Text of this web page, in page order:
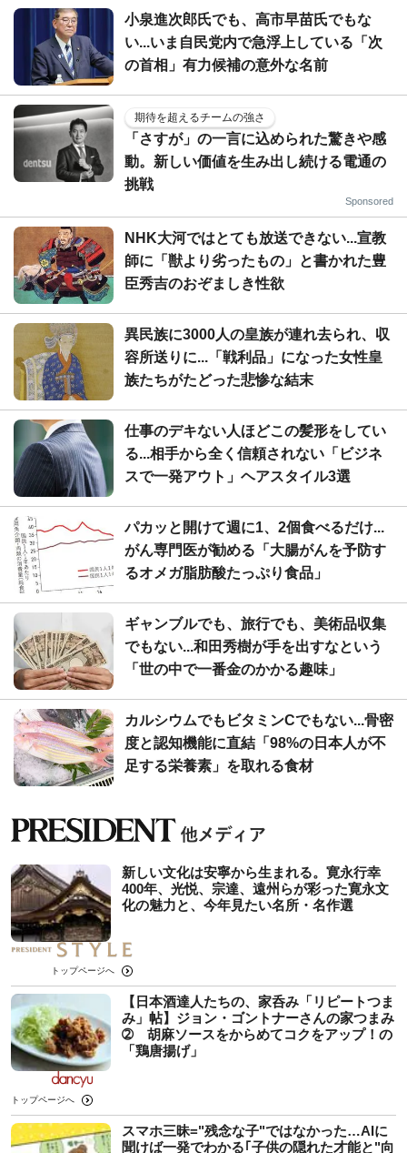
小泉進次郎氏でも、高市早苗氏でもな
い...いま自民党内で急浮上している「次
の首相」有力候補の意外な名前
期待を超えるチームの強さ
「さすが」の一言に込められた驚きや感
動。新しい価値を生み出し続ける電通の
挑戦
Sponsored
NHK大河ではとても放送できない...宣教
師に「獣より劣ったもの」と書かれた豊
臣秀吉のおぞましき性欲
異民族に3000人の皇族が連れ去られ、収
容所送りに...「戦利品」になった女性皇
族たちがたどった悲惨な結末
仕事のデキない人ほどこの髪形をしてい
る...相手から全く信頼されない「ビジネ
スで一発アウト」ヘアスタイル3選
パカッと開けて週に1、2個食べるだけ...
がん専門医が勧める「大腸がんを予防す
るオメガ脂肪酸たっぷり食品」
ギャンブルでも、旅行でも、美術品収集
でもない...和田秀樹が手を出すなという
「世の中で一番金のかかる趣味」
カルシウムでもビタミンCでもない...骨密
度と認知機能に直結「98%の日本人が不
足する栄養素」を取れる食材
新しい文化は安寧から生まれる。寛永行幸
400年、光悦、宗達、遠州らが彩った寛永文
化の魅力と、今年見たい名所・名作選
トップページへ
【日本酒達人たちの、家呑み「リピートつま
み」帖】ジョン・ゴントナーさんの家つまみ
➁ 胡麻ソースをからめてコクをアップ！の
「鶏唐揚げ」
トップページへ
スマホ三昧="残念な子"ではなかった…AIに
聞けば一発でわかる｢子供の隠れた才能と"向